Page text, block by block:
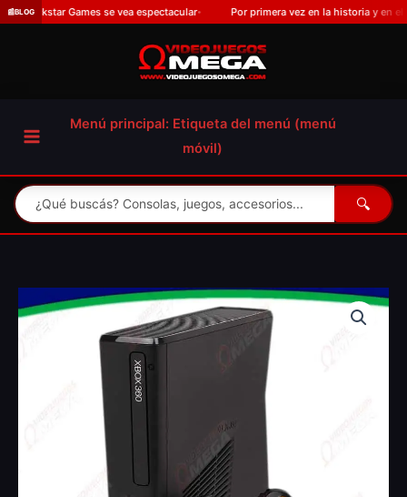
Omitir
📰BLOGse vea espectacular• Por primera vez en la historia y en el peor
Menú principal: Etiqueta del menú (menú
móvil)
🔍